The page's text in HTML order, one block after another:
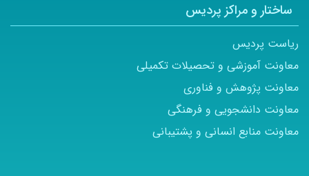
ساختار و مراکز پردیس
ریاست پردیس
معاونت آموزشی و تحصیلات تکمیلی
معاونت پژوهش و فناوری
معاونت دانشجویی و فرهنگی
معاونت منابع انسانی و پشتیبانی